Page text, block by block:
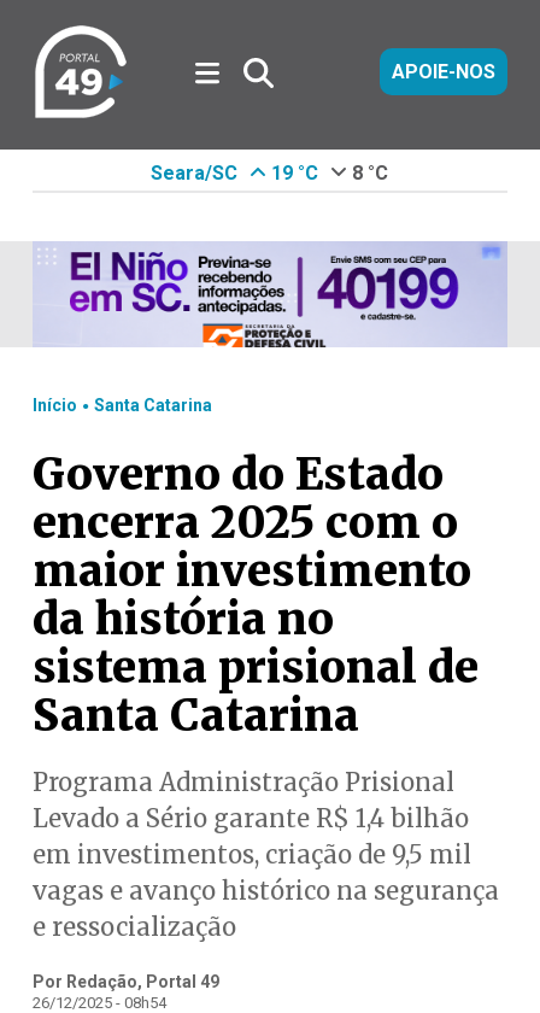
APOIE-NOS
Seara/SC 19 °C 8 °C
Início . Santa Catarina
Governo do Estado
encerra 2025 com o
maior investimento
da história no
sistema prisional de
Santa Catarina
Programa Administração Prisional
Levado a Sério garante R$ 1,4 bilhão
em investimentos, criação de 9,5 mil
vagas e avanço histórico na segurança
e ressocialização
Por Redação, Portal 49
26/12/2025 - 08h54